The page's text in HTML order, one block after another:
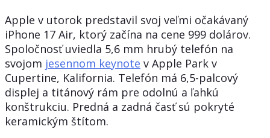
Apple v utorok predstavil svoj veľmi očakávaný
iPhone 17 Air, ktorý začína na cene 999 dolárov.
Spoločnosť uviedla 5,6 mm hrubý telefón na
svojom jesennom keynote v Apple Park v
Cupertine, Kalifornia. Telefón má 6,5-palcový
displej a titánový rám pre odolnú a ľahkú
konštrukciu. Predná a zadná časť sú pokryté
keramickým štítom.